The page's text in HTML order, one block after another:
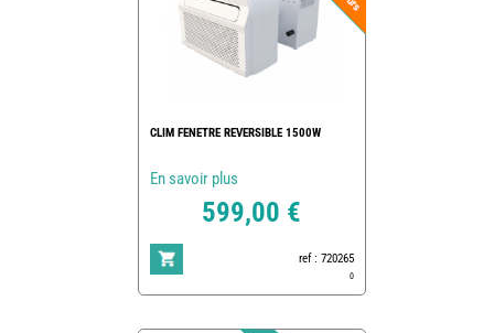
CLIM FENETRE REVERSIBLE 1500W
En savoir plus
599,00 €
ref : 720265
0